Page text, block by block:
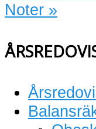
Noter »